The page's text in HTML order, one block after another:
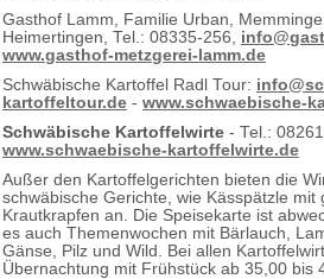
Gasthof Lamm, Familie Urban,
Heimertingen, Tel.: 08335-256,
www.gasthof-metzgerei-lamm.de
Schwäbische Kartoffel Radl Tour:
kartoffeltour.de - www.schwaebische-
Schwäbische Kartoffelwirte - Tel.:
www.schwaebische-kartoffelwirte.de
Außer den Kartoffelgerichten bieten die
schwäbische Gerichte, wie Kässpätzle mit
Krautkrapfen an. Die Speisekarte ist
es auch Themenwochen mit Bärlauch,
Gänse, Pilz und Wild. Bei allen
Übernachtung mit Frühstück ab 35,00 bis